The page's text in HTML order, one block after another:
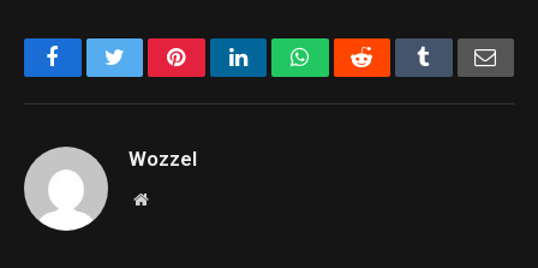
FacebookTwitterPinterestLinkedInWhatsAppReddit Tumblr
Wozzel
Website